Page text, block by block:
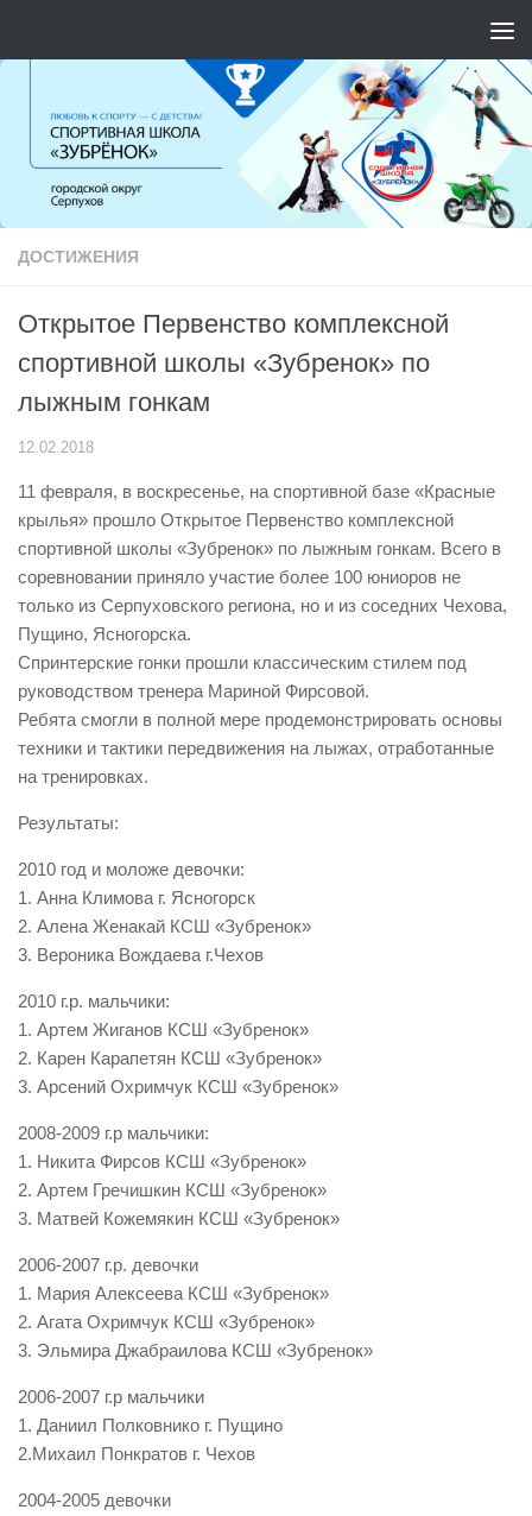
ДОСТИЖЕНИЯ
Открытое Первенство комплексной
спортивной школы «Зубренок» по
лыжным гонкам
12.02.2018
11 февраля, в воскресенье, на спортивной базе «Красные
крылья» прошло Открытое Первенство комплексной
спортивной школы «Зубренок» по лыжным гонкам. Всего в
соревновании приняло участие более 100 юниоров не
только из Серпуховского региона, но и из соседних Чехова,
Пущино, Ясногорска.
Спринтерские гонки прошли классическим стилем под
руководством тренера Мариной Фирсовой.
Ребята смогли в полной мере продемонстрировать основы
техники и тактики передвижения на лыжах, отработанные
на тренировках.
Результаты:
2010 год и моложе девочки:
1. Анна Климова г. Ясногорск
2. Алена Женакай КСШ «Зубренок»
3. Вероника Вождаева г.Чехов
2010 г.р. мальчики:
1. Артем Жиганов КСШ «Зубренок»
2. Карен Карапетян КСШ «Зубренок»
3. Арсений Охримчук КСШ «Зубренок»
2008-2009 г.р мальчики:
1. Никита Фирсов КСШ «Зубренок»
2. Артем Гречишкин КСШ «Зубренок»
3. Матвей Кожемякин КСШ «Зубренок»
2006-2007 г.р. девочки
1. Мария Алексеева КСШ «Зубренок»
2. Агата Охримчук КСШ «Зубренок»
3. Эльмира Джабраилова КСШ «Зубренок»
2006-2007 г.р мальчики
1. Даниил Полковнико г. Пущино
2.Михаил Понкратов г. Чехов
2004-2005 девочки